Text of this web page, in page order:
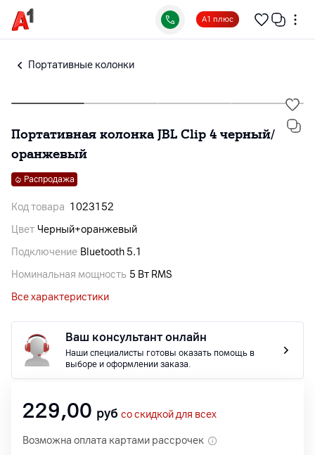
А1 плюс
Портативные колонки
Портативная колонка JBL Clip 4 черный/
оранжевый
Распродажа
Код товара 1023152
Цвет Черный+оранжевый
Подключение Bluetooth 5.1
Номинальная мощность 5 Вт RMS
Все характеристики
Ваш консультант онлайн
Наши специалисты готовы оказать помощь в
выборе и оформлении заказа.
229,00 руб со скидкой для всех
Возможна оплата картами рассрочек